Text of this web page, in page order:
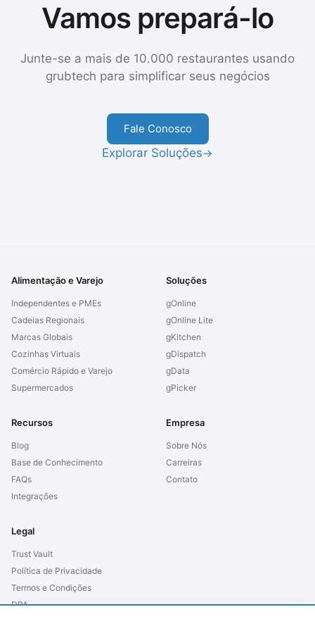
Vamos prepará-lo
Junte-se a mais de 10.000 restaurantes usando
grubtech para simplificar seus negócios
Fale Conosco
Explorar Soluções→
Alimentação e Varejo
Independentes e PMEs
Cadeias Regionais
Marcas Globais
Cozinhas Virtuais
Comércio Rápido e Varejo
Supermercados
Soluções
gOnline
gOnline Lite
gKitchen
gDispatch
gData
gPicker
Recursos
Blog
Base de Conhecimento
FAQs
Integrações
Empresa
Sobre Nós
Carreiras
Contato
Legal
Trust Vault
Política de Privacidade
Termos e Condições
DPA